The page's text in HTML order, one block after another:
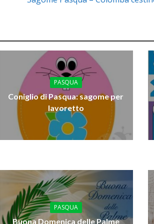
PASQUA
Coniglio di Pasqua: sagome per
lavoretto
PASQUA
Buona Domenica delle Palme